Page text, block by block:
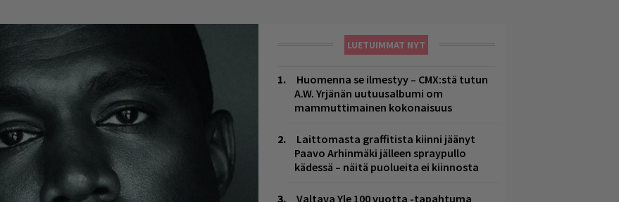
LUETUIMMAT NYT
Huomenna se ilmestyy – CMX:stä tutun
A.W. Yrjänän uutuusalbumi om
mammuttimainen kokonaisuus
Laittomasta graffitista kiinni jäänyt
Paavo Arhinmäki jälleen spraypullo
kädessä – näitä puolueita ei kiinnosta
Valtava Yle 100 vuotta -tapahtuma